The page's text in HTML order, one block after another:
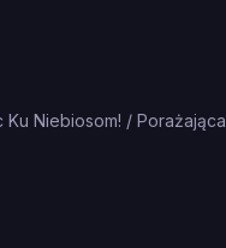
Niebiosom! / Porażająca